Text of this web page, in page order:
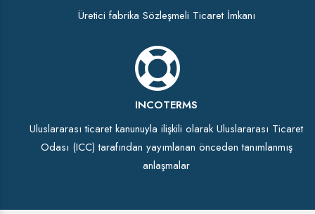
Üretici fabrika Sözleşmeli Ticaret İmkanı
INCOTERMS
Uluslararası ticaret kanunuyla ilişkili olarak Uluslararası Ticaret
Odası (ICC) tarafından yayımlanan önceden tanımlanmış
anlaşmalar